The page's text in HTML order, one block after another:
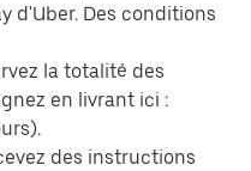
d'Uber. Des conditions
la totalité des
en livrant ici :
des instructions